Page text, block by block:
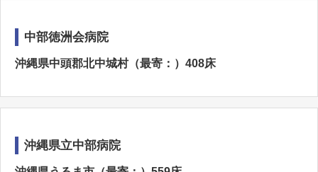
中部徳洲会病院
沖縄県中頭郡北中城村（最寄：）408床
沖縄県立中部病院